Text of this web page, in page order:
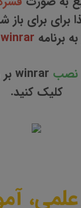
برای برای
به برنامه winrar
نصب
کلیک کنید.